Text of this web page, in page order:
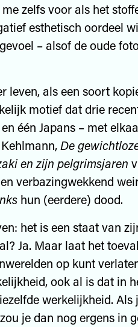
zelfs voor als het
esthetisch oordeel
gevoel – alsof de oude
leven, als een soort
motief dat drie
één Japans – met
De
en zijn pelgrimsjaren
verbazingwekkend
hun (eerdere) dood.
het is een staat van
Ja. Maar laat het
op kunt
ook al is dat in
werkelijkheid. Als
je dan nog ergens in